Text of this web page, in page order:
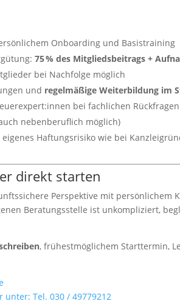
Onboarding und Basistraining
75 % des Mitgliedsbeitrags +
bei Nachfolge möglich
und regelmäßige Weiterbildung im
bei fachlichen Rückfragen
nebenberuflich möglich)
Haftungsrisiko wie bei
direkt starten
Perspektive mit persönlichem
Beratungsstelle ist unkompliziert,
, frühestmöglichem Starttermin,
unter:Tel. 030 / 49779212